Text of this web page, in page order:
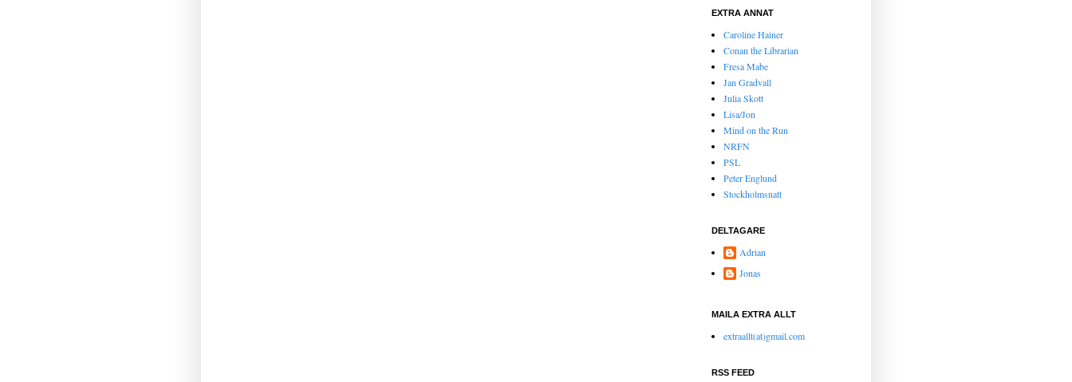
EXTRA ANNAT
Caroline Hainer
Conan the Librarian
Fresa Mabe
Jan Gradvall
Julia Skott
Lisa/Jon
Mind on the Run
NRFN
PSL
Peter Englund
Stockholmsnatt
DELTAGARE
Adrian
Jonas
MAILA EXTRA ALLT
extraallt(at)gmail.com
RSS FEED